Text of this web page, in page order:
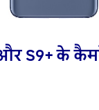
S9+ के